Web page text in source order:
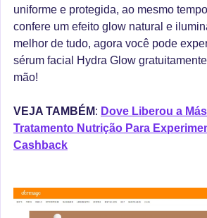
uniforme e protegida, ao mesmo
confere um efeito glow natural e
melhor de tudo, agora você pode
sérum facial Hydra Glow
mão!
VEJA TAMBÉM: Dove Liberou a
Tratamento Nutrição Para
Cashback